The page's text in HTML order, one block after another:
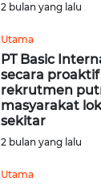
2 bulan yang lalu
Utama
PT Basic
secara
rekrutmen
masyarakat
sekitar
2 bulan yang lalu
Utama